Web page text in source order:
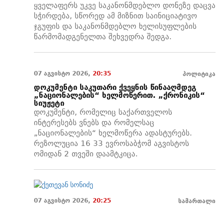
ყველაფერს უკვე საკანონმდებლო დონეზე დაცვა
სჭირდება, სწორედ ამ მიზნით საინიციატივო
ჯგუფის და საკანონმდებლო ხელისუფლების
წარმომადგენელთა შეხვედრა შედგა.
07 აგვისტო 2026, 20:35 პოლიტიკა
დოკუმენტი საკუთარი ქვეყნის წინააღმდეგ
„ნაციონალების“ ხელმოწერით. „ქრონიკის“
სიუჟეტი
დოკუმენტი, რომელიც საქართველოს
ინტერესებს ვნებს და რომელსაც
„ნაციონალების“ ხელმოწერა ადასტურებს.
რეზოლუცია 16 33 ევროსაბჭომ აგვისტოს
ომიდან 2 თვეში დაამტკიცა.
07 აგვისტო 2026, 20:25 სამართალი